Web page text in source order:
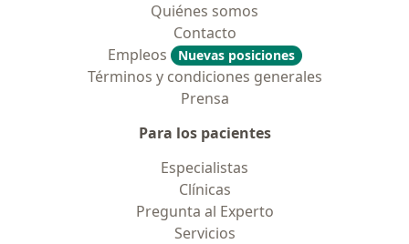
Quiénes somos
Contacto
Empleos
Nuevas posiciones
Términos y condiciones generales
Prensa
Para los pacientes
Especialistas
Clínicas
Pregunta al Experto
Servicios